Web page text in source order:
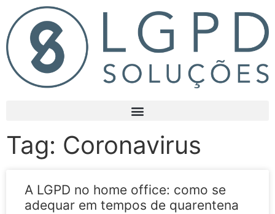
Tag: Coronavirus
A LGPD no home office: como se
adequar em tempos de quarentena